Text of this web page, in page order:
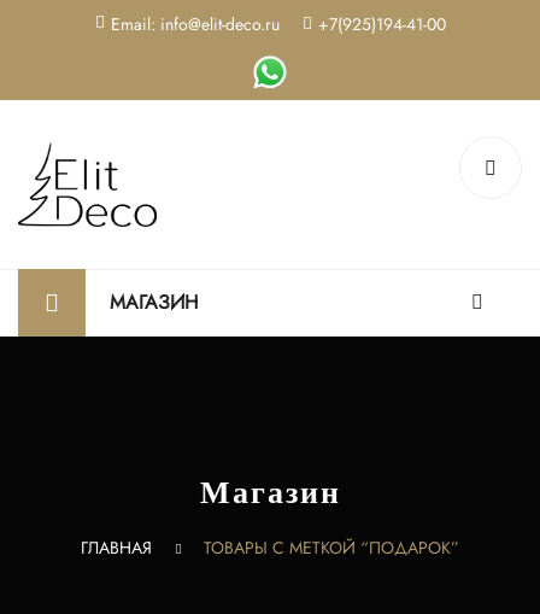
Email: info@elit-deco.ru +7(925)194-41-00
МАГАЗИН
Магазин
ГЛАВНАЯ ТОВАРЫ С МЕТКОЙ “ПОДАРОК”